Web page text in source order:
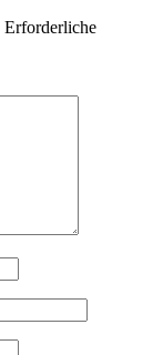
Erforderliche